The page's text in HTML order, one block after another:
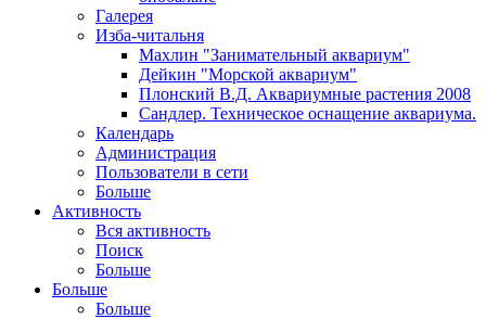
Галерея
Изба-читальня
Махлин "Занимательный аквариум"
Дейкин "Морской аквариум"
Плонский В.Д. Аквариумные растения 2008
Сандлер. Техническое оснащение аквариума.
Календарь
Администрация
Пользователи в сети
Больше
Активность
Вся активность
Поиск
Больше
Больше
Больше